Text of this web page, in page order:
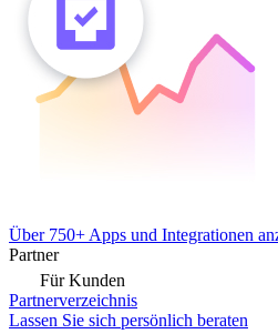
Über 750+ Apps und Integrationen
Partner
Für Kunden
Partnerverzeichnis
Lassen Sie sich persönlich beraten